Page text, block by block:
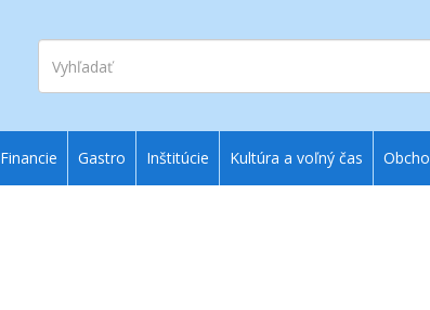
Vyhľadať
Financie Gastro Inštitúcie Kultúra a voľný čas